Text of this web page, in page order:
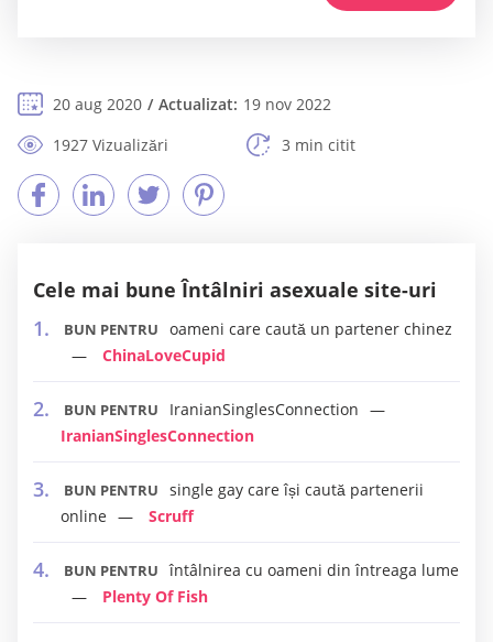
20 aug 2020 Actualizat: 19 nov 2022
1927 Vizualizări
3 min citit
Cele mai bune Întâlniri asexuale site-uri
BUN PENTRU
oameni care caută un partener chinez
ChinaLoveCupid
BUN PENTRU
IranianSinglesConnection
IranianSinglesConnection
BUN PENTRU
single gay care își caută partenerii
online
Scruff
BUN PENTRU
întâlnirea cu oameni din întreaga lume
Plenty Of Fish